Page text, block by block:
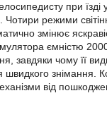
при їзді
режими
змінює
ємністю
завдяки чому її
знімання.
від